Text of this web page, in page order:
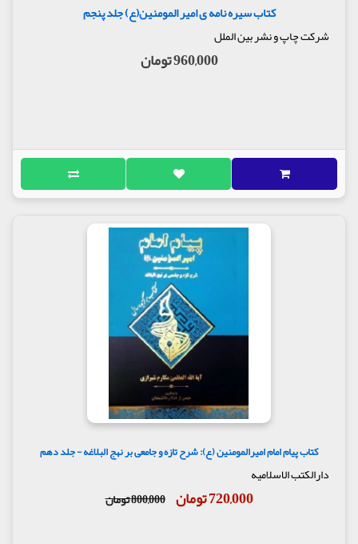
کتاب سیره نامه ی امیر المومنین(ع) جلد پنجم
شرکت چاپ و نشر بین الملل
960,000 تومان
کتاب پیام امام امیرالمومنین (ع): شرح تازه و جامعی بر نهج البلاغه - جلد دهم
دارالکتب الاسلامیه
720,000 تومان 800,000 تومان